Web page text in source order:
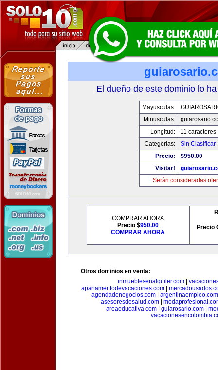
El dueño de este dominio lo
Mayusculas:
Minusculas:
Longitud:
11 caracteres
Categorias:
Sin Clasificar
Precio:
$950.00
Visitar!
Serán consideradas
COMPRAR AHORA
Precio $950.00
COMPRAR AHORA
Precio
Otros dominios en venta:
inmueblesenalquiler.com|
apartamentodevacaciones.com|
agendadenegocios.com| argentinaempleo.com
asesoresdesalud.com|
areaeducativa.com| guiarosario.com|